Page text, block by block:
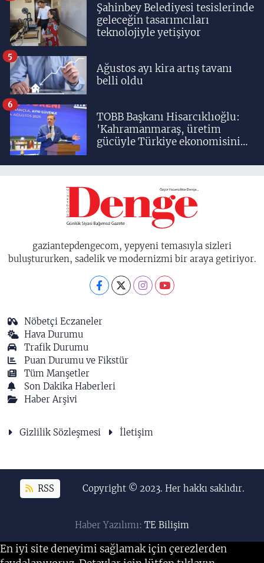
Şahinbey Belediyesi tesislerinde
geleceğin tasarımcıları
teknolojiyle yetişiyor
Ağustos ayı kira artış tavanı
belli oldu
5
TOBB Başkanı Hisarcıklıoğlu:
'Kahramanmaraş, üretim
gücüyle Türkiye ekonomisinin
birisidir'
6
gaziantepdengecom, yepyeni temasıyla sizleri
buluştururken, sadelik ve modernizmi bir araya getiriyor.
Nöbetçi Eczaneler
Hava Durumu
Trafik Durumu
Puan Durumu ve Fikstür
Tüm Manşetler
Son Dakika Haberleri
Haber Arşivi
Gizlilik Sözleşmesi İletişim
RSS Copyright © 2023. Her hakkı saklıdır.
Haber Yazılımı: TE Bilişim
En iyi site deneyimi sağlamak için çerezlerden